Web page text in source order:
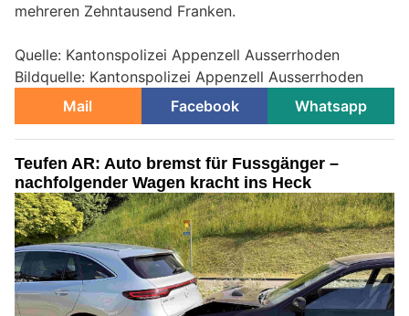
mehreren Zehntausend Franken.
Quelle: Kantonspolizei Appenzell Ausserrhoden
Bildquelle: Kantonspolizei Appenzell Ausserrhoden
Mail
Facebook Whatsapp
Teufen AR: Auto bremst für Fussgänger –
nachfolgender Wagen kracht ins Heck